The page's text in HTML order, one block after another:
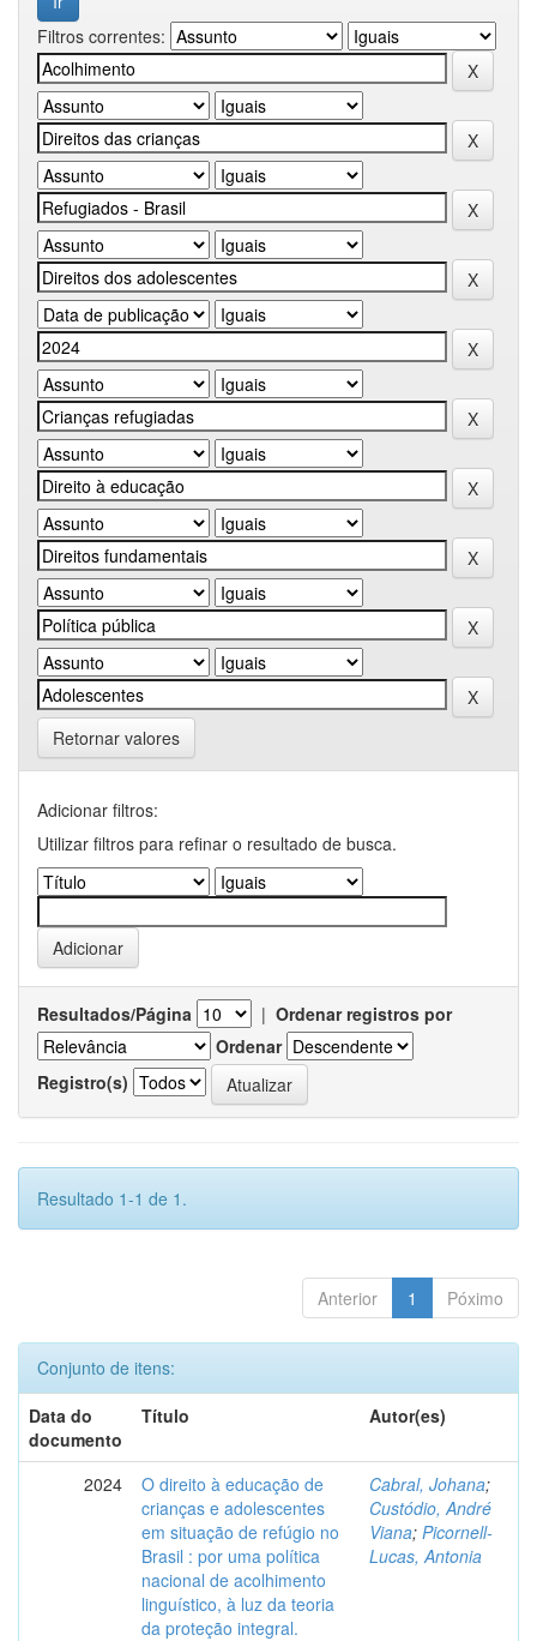
Filtros correntes:
Retornar valores
Adicionar filtros:
Utilizar filtros para refinar o resultado de busca.
Resultados/Página | Ordenar registros por
Ordenar
Registro(s)
Resultado 1-1 de 1.
Anterior 1 Póximo
Conjunto de itens:
Data do
documento
Título Autor(es)
2024
O direito à educação de
crianças e adolescentes
em situação de refúgio no
Brasil : por uma política
nacional de acolhimento
linguístico, à luz da teoria
da proteção integral.
Cabral, Johana;
Custódio, André
Viana; Picornell-
Lucas, Antonia